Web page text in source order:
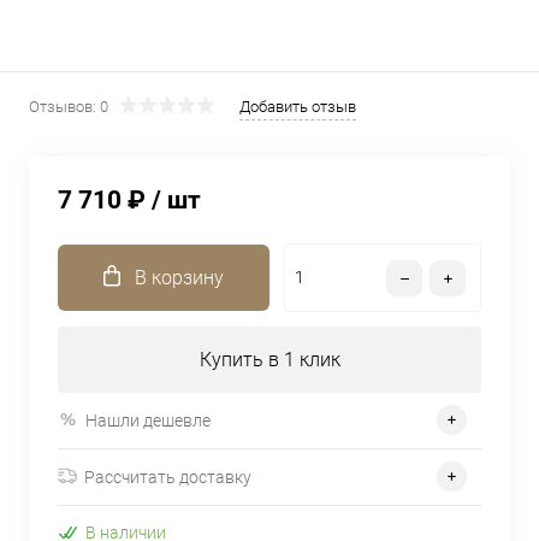
Отзывов: 0 Добавить отзыв
7 710 ₽ / шт
В корзину
Купить в 1 клик
Нашли дешевле
Рассчитать доставку
В наличии